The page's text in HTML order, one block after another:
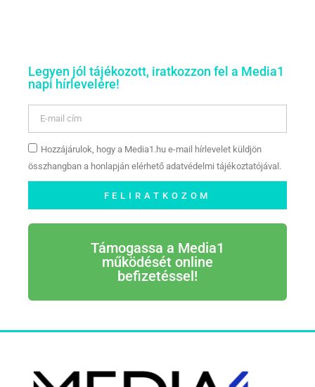
Legyen jól tájékozott, iratkozzon fel a Media1
napi hírlevelére!
Hozzájárulok, hogy a Media1.hu e-mail hírlevelet küldjön
összhangban a honlapján elérhető adatvédelmi tájékoztatójával.
FELIRATKOZOM
Támogassa a Media1
működését online
befizetéssel!